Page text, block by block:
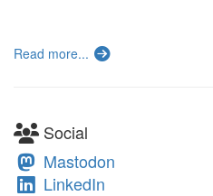
Read more...
Social
Mastodon
LinkedIn